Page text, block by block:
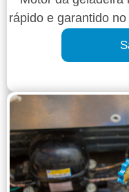
rápido e garantido